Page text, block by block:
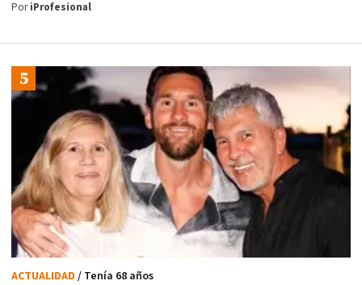
PoriProfesional
ACTUALIDAD / Tenía 68 años